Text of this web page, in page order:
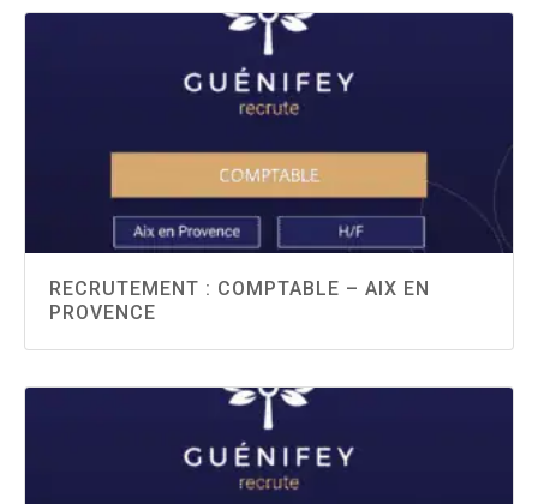
RECRUTEMENT : COMPTABLE – AIX EN
PROVENCE